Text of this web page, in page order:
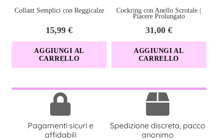
Collant Semplici con Reggicalze
15,99€
AGGIUNGI AL
CARRELLO
Cockring con Anello Scrotale |
Piacere Prolungato
31,00 €
AGGIUNGI AL
CARRELLO
Pagamenti sicuri e
affidabili
Spedizione discreta, pacco
anonimo